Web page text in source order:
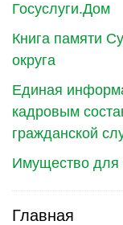
Госуслуги.Дом
Книга памяти
округа
Единая
кадровым
гражданской
Имущество для
Главная